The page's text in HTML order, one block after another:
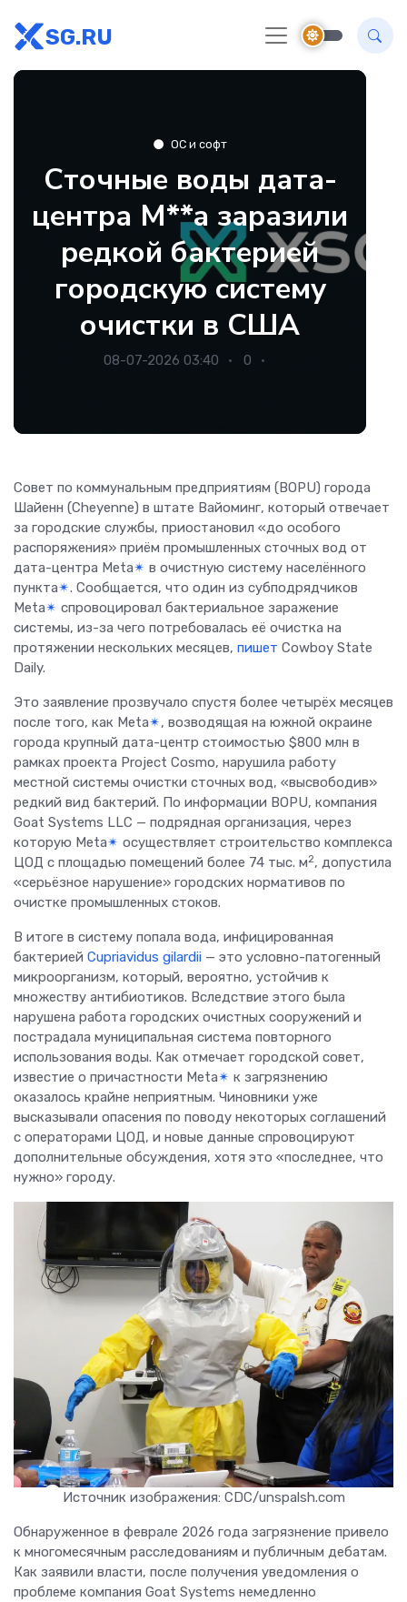
SG.RU
ОС и софт
Сточные воды дата-
центра M**a заразили
редкой бактерией
городскую систему
очистки в США
08-07-2026 03:40 0
Совет по коммунальным предприятиям (BOPU) города
Шайенн (Cheyenne) в штате Вайоминг, который отвечает
за городские службы, приостановил «до особого
распоряжения» приём промышленных сточных вод от
дата-центра Meta✴ в очистную систему населённого
пункта✴. Сообщается, что один из субподрядчиков
Meta✴ спровоцировал бактериальное заражение
системы, из-за чего потребовалась её очистка на
протяжении нескольких месяцев, пишет Cowboy State
Daily.
Это заявление прозвучало спустя более четырёх месяцев
после того, как Meta✴, возводящая на южной окраине
города крупный дата-центр стоимостью $800 млн в
рамках проекта Project Cosmo, нарушила работу
местной системы очистки сточных вод, «высвободив»
редкий вид бактерий. По информации BOPU, компания
Goat Systems LLC — подрядная организация, через
которую Meta✴ осуществляет строительство комплекса
ЦОД с площадью помещений более 74 тыс. м2, допустила
«серьёзное нарушение» городских нормативов по
очистке промышленных стоков.
В итоге в систему попала вода, инфицированная
бактерией Cupriavidus gilardii — это условно-патогенный
микроорганизм, который, вероятно, устойчив к
множеству антибиотиков. Вследствие этого была
нарушена работа городских очистных сооружений и
пострадала муниципальная система повторного
использования воды. Как отмечает городской совет,
известие о причастности Meta✴ к загрязнению
оказалось крайне неприятным. Чиновники уже
высказывали опасения по поводу некоторых соглашений
с операторами ЦОД, и новые данные спровоцируют
дополнительные обсуждения, хотя это «последнее, что
нужно» городу.
Источник изображения: CDC/unspalsh.com
Обнаруженное в феврале 2026 года загрязнение привело
к многомесячным расследованиям и публичным дебатам.
Как заявили власти, после получения уведомления о
проблеме компания Goat Systems немедленно